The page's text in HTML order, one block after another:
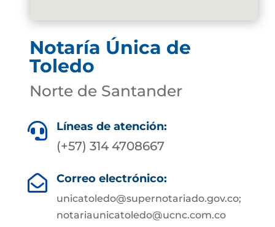
Notaría Única de
Toledo
Norte de Santander
 Líneas de atención:
(+57) 314 4708667
 Correo electrónico:
unicatoledo@supernotariado.gov.co;
notariaunicatoledo@ucnc.com.co